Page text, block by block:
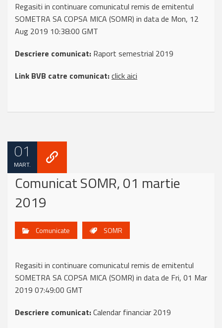
Regasiti in continuare comunicatul remis de emitentul
SOMETRA SA COPSA MICA (SOMR) in data de Mon, 12
Aug 2019 10:38:00 GMT
Descriere comunicat: Raport semestrial 2019
Link BVB catre comunicat:click aici
01
MART.
Comunicat SOMR, 01 martie
2019
Comunicate SOMR
Regasiti in continuare comunicatul remis de emitentul
SOMETRA SA COPSA MICA (SOMR) in data de Fri, 01 Mar
2019 07:49:00 GMT
Descriere comunicat:Calendar financiar 2019